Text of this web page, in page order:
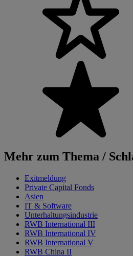
Mehr zum Thema /
Exitmeldung
Private Capital Fonds
Asien
IT & Software
Unterhaltungsindustrie
RWB International III
RWB International IV
RWB International V
RWB China II